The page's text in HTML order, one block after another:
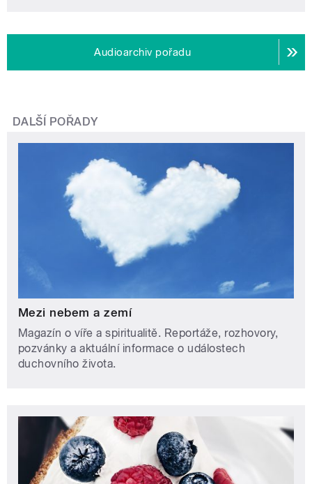
Audioarchiv pořadu
DALŠÍ POŘADY
Mezi nebem a zemí
Magazín o víře a spiritualitě. Reportáže, rozhovory,
pozvánky a aktuální informace o událostech
duchovního života.